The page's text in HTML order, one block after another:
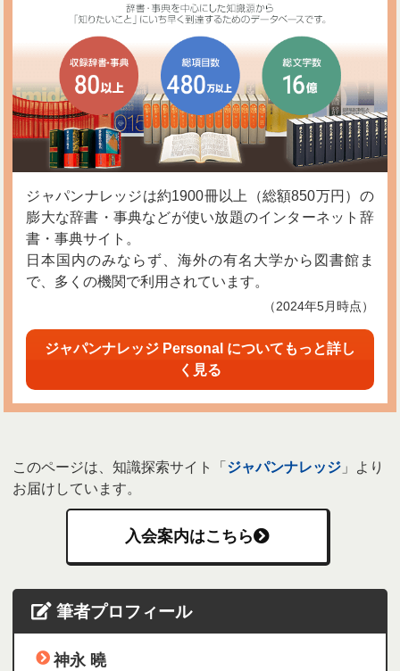
ジャパンナレッジは約1900冊以上（総額850万円）の
膨大な辞書・事典などが使い放題のインターネット辞
書・事典サイト。
日本国内のみならず、海外の有名大学から図書館ま
で、多くの機関で利用されています。
（2024年5月時点）
ジャパンナレッジ Personal についてもっと詳し
く見る
このページは、知識探索サイト「 ジャパンナレッジ 」より
お届けしています。
入会案内はこちら
筆者プロフィール
神永 曉